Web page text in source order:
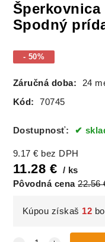
Šperkovnica
Spodný
- 50%
Záručná doba: 24
Kód: 70745
Dostupnosť:
9.17 € bez DPH
11.28 €
ks
Pôvodná cena 22.56
Kúpou získaš 12